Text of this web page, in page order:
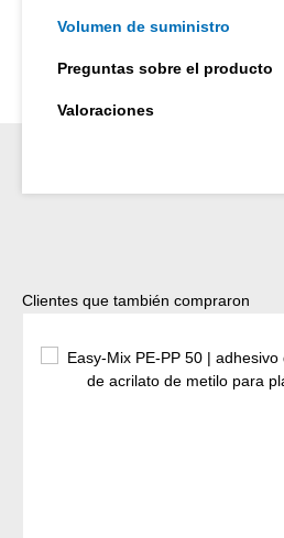
Volumen de suministro
Preguntas sobre el producto
Valoraciones
Omitir la galería de productos
Clientes que también compraron